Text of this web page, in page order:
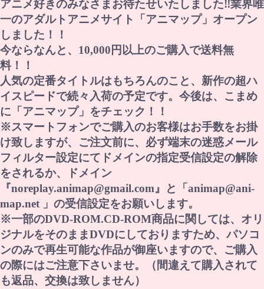
アニメ好きのみなさまお待たせいたしました‼業界唯
一のアダルトアニメサイト「アニマップ」オープン
しました！！
今ならなんと、10,000円以上のご購入で送料無
料！！
人気の定番タイトルはもちろんのこと、新作の超ハ
イスピードで続々入荷の予定です。今後は、こまめ
に「アニマップ」をチェック！！
※スマートフォンでご購入のお客様はお手数をお掛
け致しますが、ご注文前に、必ず端末の迷惑メール
フィルター設定にてドメインの指定受信設定の解除
をされるか、ドメイン
『noreplay.animap@gmail.com』と「animap@ani-
map.net 」の受信設定をお願いします。
※一部のDVD-ROM.CD-ROM商品に関しては、オリ
ジナルをそのままDVDにしておりますため、パソコ
ンのみで再生可能な作品が御座いますので、ご購入
の際にはご注意下さいませ。（間違えて購入されて
も返品、交換は致しません）